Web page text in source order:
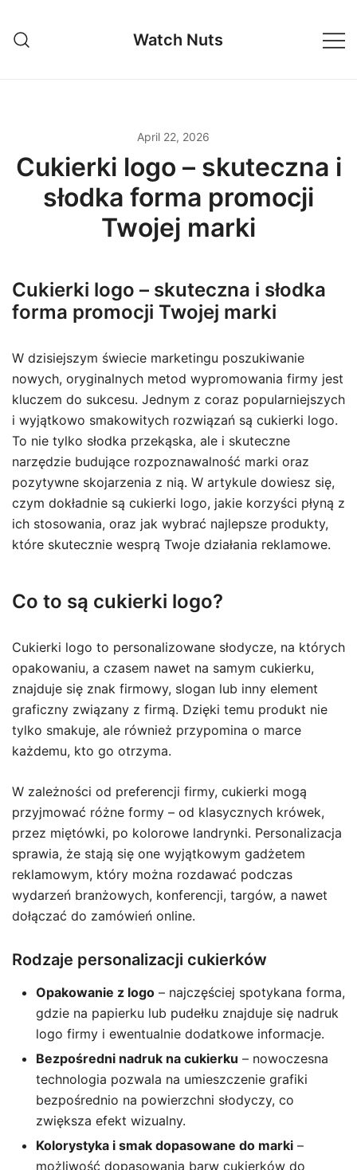
content
Watch Nuts
April 22, 2026
Cukierki logo – skuteczna i
słodka forma promocji
Twojej marki
Cukierki logo – skuteczna i słodka
forma promocji Twojej marki
W dzisiejszym świecie marketingu poszukiwanie
nowych, oryginalnych metod wypromowania firmy jest
kluczem do sukcesu. Jednym z coraz popularniejszych
i wyjątkowo smakowitych rozwiązań są cukierki logo.
To nie tylko słodka przekąska, ale i skuteczne
narzędzie budujące rozpoznawalność marki oraz
pozytywne skojarzenia z nią. W artykule dowiesz się,
czym dokładnie są cukierki logo, jakie korzyści płyną z
ich stosowania, oraz jak wybrać najlepsze produkty,
które skutecznie wesprą Twoje działania reklamowe.
Co to są cukierki logo?
Cukierki logo to personalizowane słodycze, na których
opakowaniu, a czasem nawet na samym cukierku,
znajduje się znak firmowy, slogan lub inny element
graficzny związany z firmą. Dzięki temu produkt nie
tylko smakuje, ale również przypomina o marce
każdemu, kto go otrzyma.
W zależności od preferencji firmy, cukierki mogą
przyjmować różne formy – od klasycznych krówek,
przez miętówki, po kolorowe landrynki. Personalizacja
sprawia, że stają się one wyjątkowym gadżetem
reklamowym, który można rozdawać podczas
wydarzeń branżowych, konferencji, targów, a nawet
dołączać do zamówień online.
Rodzaje personalizacji cukierków
Opakowanie z logo – najczęściej spotykana forma,
gdzie na papierku lub pudełku znajduje się nadruk
logo firmy i ewentualnie dodatkowe informacje.
Bezpośredni nadruk na cukierku – nowoczesna
technologia pozwala na umieszczenie grafiki
bezpośrednio na powierzchni słodyczy, co
zwiększa efekt wizualny.
Kolorystyka i smak dopasowane do marki –
możliwość dopasowania barw cukierków do